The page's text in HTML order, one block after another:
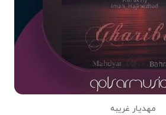
مهدیار غریبه